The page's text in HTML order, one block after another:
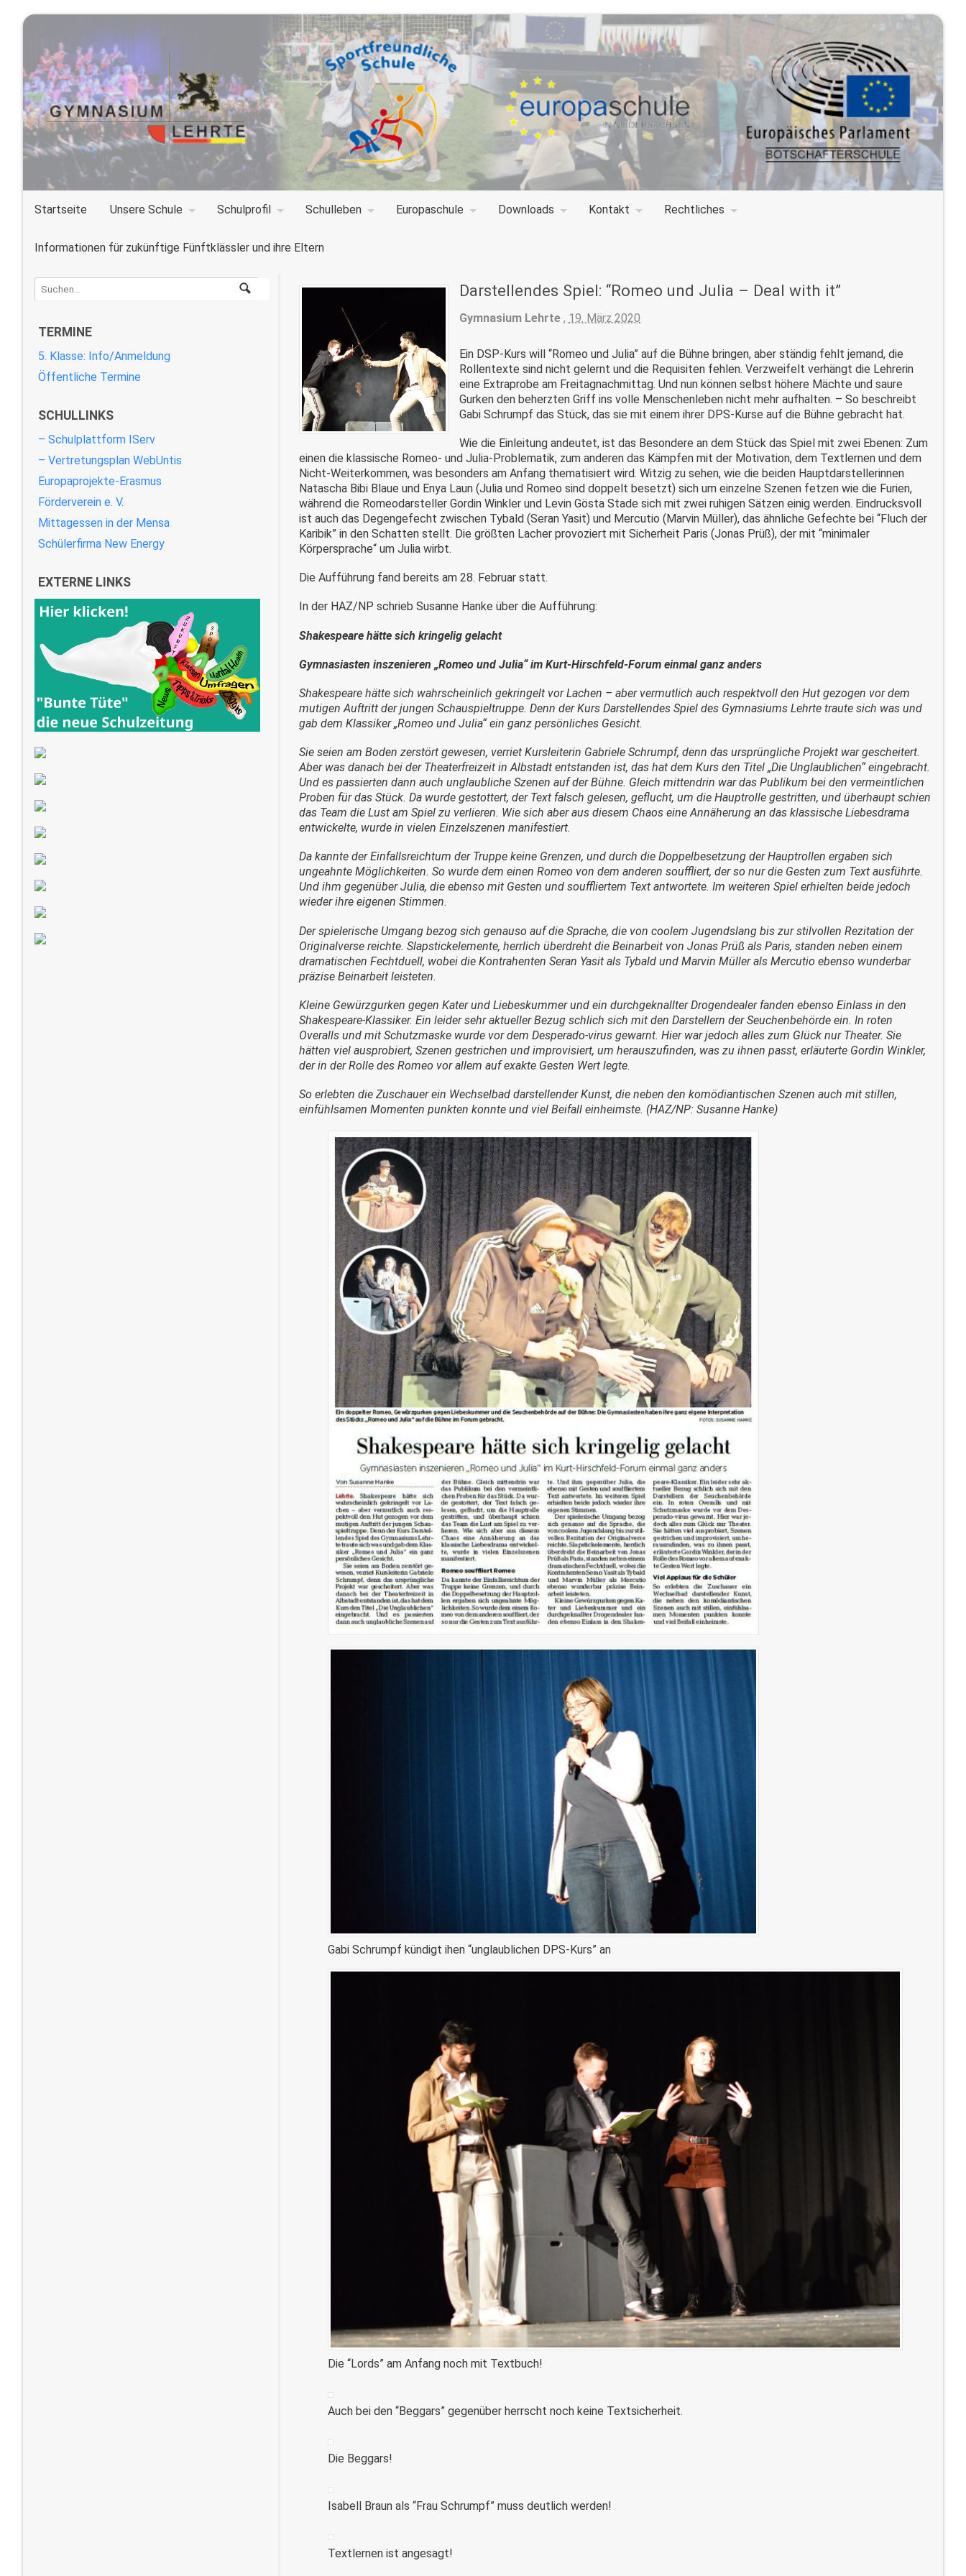
Startseite Unsere Schule Schulprofil Schulleben Europaschule Downloads Kontakt Rechtliches
Informationen für zukünftige Fünftklässler und ihre Eltern
Darstellendes Spiel: “Romeo und Julia – Deal with it”
Gymnasium Lehrte , 19. März 2020
Ein DSP-Kurs will “Romeo und Julia” auf die Bühne bringen, aber ständig fehlt jemand, die
Rollentexte sind nicht gelernt und die Requisiten fehlen. Verzweifelt verhängt die Lehrerin
eine Extraprobe am Freitagnachmittag. Und nun können selbst höhere Mächte und saure
Gurken den beherzten Griff ins volle Menschenleben nicht mehr aufhalten. – So beschreibt
Gabi Schrumpf das Stück, das sie mit einem ihrer DPS-Kurse auf die Bühne gebracht hat.
Wie die Einleitung andeutet, ist das Besondere an dem Stück das Spiel mit zwei Ebenen: Zum
einen die klassische Romeo- und Julia-Problematik, zum anderen das Kämpfen mit der Motivation, dem Textlernen und dem
Nicht-Weiterkommen, was besonders am Anfang thematisiert wird. Witzig zu sehen, wie die beiden Hauptdarstellerinnen
Natascha Bibi Blaue und Enya Laun (Julia und Romeo sind doppelt besetzt) sich um einzelne Szenen fetzen wie die Furien,
während die Romeodarsteller Gordin Winkler und Levin Gösta Stade sich mit zwei ruhigen Sätzen einig werden. Eindrucksvoll
ist auch das Degengefecht zwischen Tybald (Seran Yasit) und Mercutio (Marvin Müller), das ähnliche Gefechte bei “Fluch der
Karibik” in den Schatten stellt. Die größten Lacher provoziert mit Sicherheit Paris (Jonas Prüß), der mit “minimaler
Körpersprache“ um Julia wirbt.
Die Aufführung fand bereits am 28. Februar statt.
In der HAZ/NP schrieb Susanne Hanke über die Aufführung:
Shakespeare hätte sich kringelig gelacht
Gymnasiasten inszenieren „Romeo und Julia“ im Kurt-Hirschfeld-Forum einmal ganz anders
Shakespeare hätte sich wahrscheinlich gekringelt vor Lachen – aber vermutlich auch respektvoll den Hut gezogen vor dem
mutigen Auftritt der jungen Schauspieltruppe. Denn der Kurs Darstellendes Spiel des Gymnasiums Lehrte traute sich was und
gab dem Klassiker „Romeo und Julia“ ein ganz persönliches Gesicht.
Sie seien am Boden zerstört gewesen, verriet Kursleiterin Gabriele Schrumpf, denn das ursprüngliche Projekt war gescheitert.
Aber was danach bei der Theaterfreizeit in Albstadt entstanden ist, das hat dem Kurs den Titel „Die Unglaublichen“ eingebracht.
Und es passierten dann auch unglaubliche Szenen auf der Bühne. Gleich mittendrin war das Publikum bei den vermeintlichen
Proben für das Stück. Da wurde gestottert, der Text falsch gelesen, geflucht, um die Hauptrolle gestritten, und überhaupt schien
das Team die Lust am Spiel zu verlieren. Wie sich aber aus diesem Chaos eine Annäherung an das klassische Liebesdrama
entwickelte, wurde in vielen Einzelszenen manifestiert.
Da kannte der Einfallsreichtum der Truppe keine Grenzen, und durch die Doppelbesetzung der Hauptrollen ergaben sich
ungeahnte Möglichkeiten. So wurde dem einen Romeo von dem anderen souffliert, der so nur die Gesten zum Text ausführte.
Und ihm gegenüber Julia, die ebenso mit Gesten und souffliertem Text antwortete. Im weiteren Spiel erhielten beide jedoch
wieder ihre eigenen Stimmen.
Der spielerische Umgang bezog sich genauso auf die Sprache, die von coolem Jugendslang bis zur stilvollen Rezitation der
Originalverse reichte. Slapstickelemente, herrlich überdreht die Beinarbeit von Jonas Prüß als Paris, standen neben einem
dramatischen Fechtduell, wobei die Kontrahenten Seran Yasit als Tybald und Marvin Müller als Mercutio ebenso wunderbar
präzise Beinarbeit leisteten.
Kleine Gewürzgurken gegen Kater und Liebeskummer und ein durchgeknallter Drogendealer fanden ebenso Einlass in den
Shakespeare-Klassiker. Ein leider sehr aktueller Bezug schlich sich mit den Darstellern der Seuchenbehörde ein. In roten
Overalls und mit Schutzmaske wurde vor dem Desperado-virus gewarnt. Hier war jedoch alles zum Glück nur Theater. Sie
hätten viel ausprobiert, Szenen gestrichen und improvisiert, um herauszufinden, was zu ihnen passt, erläuterte Gordin Winkler,
der in der Rolle des Romeo vor allem auf exakte Gesten Wert legte.
So erlebten die Zuschauer ein Wechselbad darstellender Kunst, die neben den komödiantischen Szenen auch mit stillen,
einfühlsamen Momenten punkten konnte und viel Beifall einheimste. (HAZ/NP: Susanne Hanke)
Gabi Schrumpf kündigt ihen “unglaublichen DPS-Kurs” an
Die “Lords” am Anfang noch mit Textbuch!
Auch bei den “Beggars” gegenüber herrscht noch keine Textsicherheit.
Die Beggars!
Isabell Braun als “Frau Schrumpf” muss deutlich werden!
Textlernen ist angesagt!
TERMINE
5. Klasse: Info/Anmeldung
Öffentliche Termine
SCHULLINKS
– Schulplattform IServ
– Vertretungsplan WebUntis
Europaprojekte-Erasmus
Förderverein e. V.
Mittagessen in der Mensa
Schülerfirma New Energy
EXTERNE LINKS